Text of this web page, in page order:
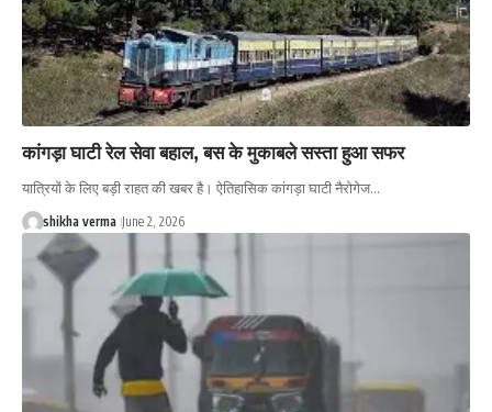
कांगड़ा घाटी रेल सेवा बहाल, बस के मुकाबले सस्ता हुआ सफर
यात्रियों के लिए बड़ी राहत की खबर है। ऐतिहासिक कांगड़ा घाटी नैरोगेज…
shikha verma June 2, 2026